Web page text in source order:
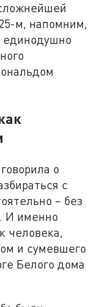
м, напомним,
единодушно
о
с
– без
И именно
человека,
и сумевшего
Белого дома